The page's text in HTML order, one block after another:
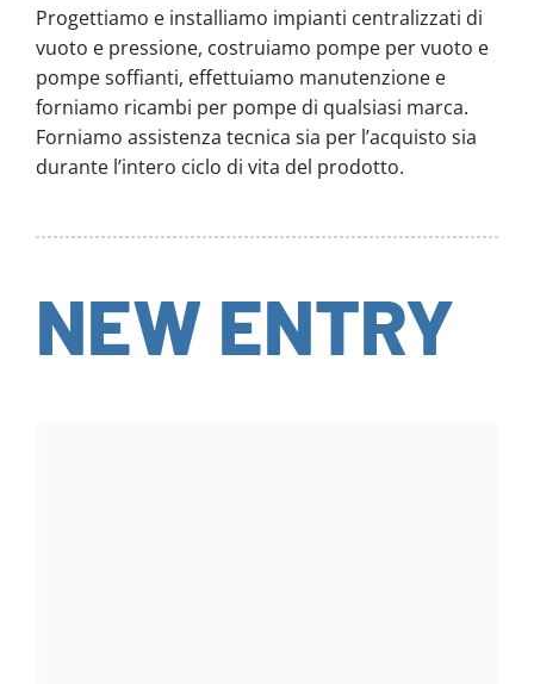
Progettiamo e installiamo impianti centralizzati di
vuoto e pressione, costruiamo pompe per vuoto e
pompe soffianti, effettuiamo manutenzione e
forniamo ricambi per pompe di qualsiasi marca.
Forniamo assistenza tecnica sia per l’acquisto sia
durante l’intero ciclo di vita del prodotto.
NEW ENTRY